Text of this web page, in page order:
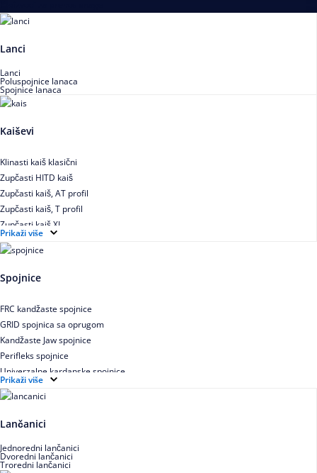
Lanci
Lanci
Poluspojnice lanaca
Spojnice lanaca
Kaiševi
Klinasti kaiš klasični
Zupčasti HITD kaiš
Zupčasti kaiš, AT profil
Zupčasti kaiš, T profil
Zupčasti kaiš XL
Zupčasti STD kaiš
Uskoprofilno klinasto remenje
Uskoprofilno klinasto remenje spojeno
Uskoprofilno klinasto remenje XP extra power
Višekanalno remenje PJ,PK
Prikaži više
Spojnice
FRC kandžaste spojnice
GRID spojnica sa oprugom
Kandžaste Jaw spojnice
Perifleks spojnice
Univerzalne kardanske spojnice
Zupčaste spojnice
Prikaži više
Lančanici
Jednoredni lančanici
Dvoredni lančanici
Troredni lančanici